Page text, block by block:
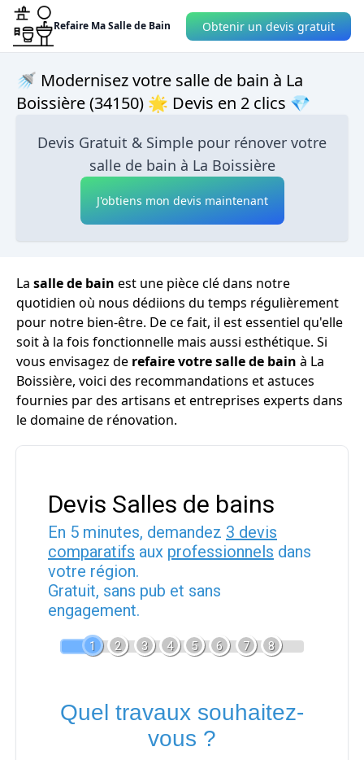
Refaire Ma Salle de Bain Obtenir un devis gratuit
🚿 Modernisez votre salle de bain à La
Boissière (34150) 🌟 Devis en 2 clics 💎
Devis Gratuit & Simple pour rénover votre
salle de bain à La Boissière
J'obtiens mon devis maintenant
La salle de bain est une pièce clé dans notre
quotidien où nous dédiions du temps régulièrement
pour notre bien-être. De ce fait, il est essentiel qu'elle
soit à la fois fonctionnelle mais aussi esthétique. Si
vous envisagez de refaire votre salle de bain à La
Boissière, voici des recommandations et astuces
fournies par des artisans et entreprises experts dans
le domaine de rénovation.
Devis Salles de bains
En 5 minutes, demandez 3 devis
comparatifs aux professionnels dans
votre région.
Gratuit, sans pub et sans
engagement.
1 2 3 4 5 6 7 8
Quel travaux souhaitez-
vous ?